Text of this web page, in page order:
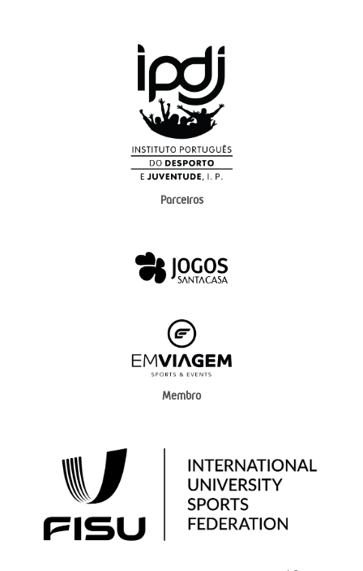
Parceiros
Membro